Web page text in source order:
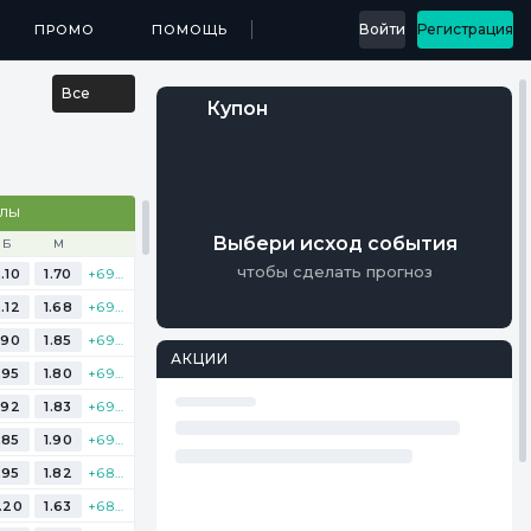
МЕДИА ПРИЛОЖЕНИЯ ...
ПРОМО ПОМОЩЬ Войти Регистрация
Все
Б М
1.70
1.68
1.85
1.80
1.83
1.90
1.82
1.63
Купон
Выбери исход события
чтобы сделать прогноз
АКЦИИ